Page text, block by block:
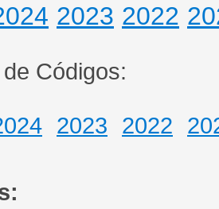
2023 2022
Códigos:
2023 2022